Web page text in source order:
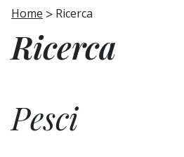
Home Ricerca
Ricerca
Pesci